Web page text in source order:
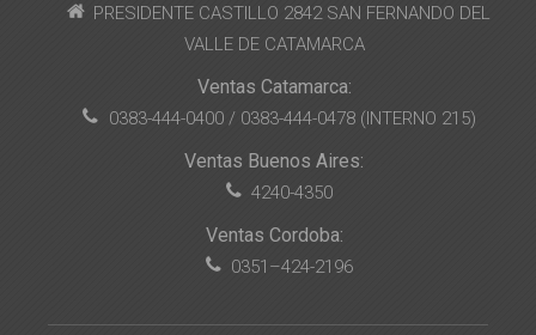
PRESIDENTE CASTILLO 2842 SAN FERNANDO DEL
VALLE DE CATAMARCA
Ventas Catamarca:
0383-444-0400 / 0383-444-0478 (INTERNO 215)
Ventas Buenos Aires:
4240-4350
Ventas Cordoba:
0351–424-2196